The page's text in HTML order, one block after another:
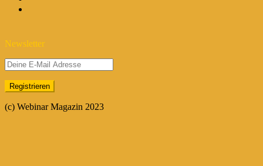
Newsletter
(c) Webinar Magazin 2023